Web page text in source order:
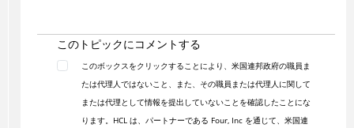
このトピックにコメントする
このボックスをクリックすることにより、米国連邦政府の職員ま
たは代理人ではないこと、また、その職員または代理人に関して
または代理として情報を提出していないことを確認したことにな
ります。HCL は、パートナーである Four, Inc を通じて、米国連